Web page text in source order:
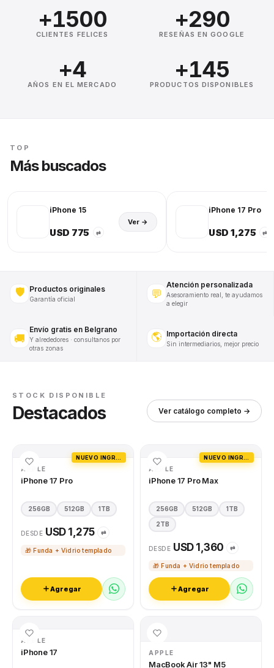
+1500
CLIENTES FELICES
+290
RESEÑAS EN GOOGLE
+4
AÑOS EN EL MERCADO
+145
PRODUCTOS DISPONIBLES
TOP
Más buscados
iPhone 15
USD 775 ⇄
Ver →
iPhone 17 Pro
USD 1,275 ⇄
🛡️ Productos originales
Garantía oficial 💬
Atención personalizada
Asesoramiento real, te ayudamos
a elegir
🚚
Envío gratis en Belgrano
Y alrededores · consultanos por
otras zonas
🌎 Importación directa
Sin intermediarios, mejor precio
STOCK DISPONIBLE
Destacados Ver catálogo completo →
APPLE
iPhone 17 Pro
256GB 512GB 1TB
DESDE USD 1,275 ⇄
🎁 Funda + Vidrio templado
Agregar
APPLE
iPhone 17 Pro Max
256GB 512GB 1TB
2TB
DESDE USD 1,360 ⇄
🎁 Funda + Vidrio templado
Agregar
APPLE
iPhone 17 APPLE
MacBook Air 13" M5